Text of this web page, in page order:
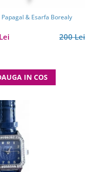
Papagal & Esarfa Borealy
200 Lei
IN COS